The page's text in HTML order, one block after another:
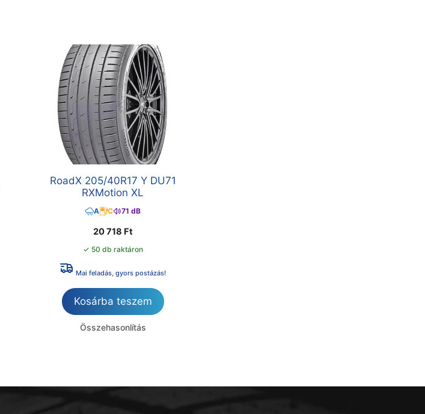
RoadX 205/40R17 Y DU71
RXMotion XL
A C 71 dB
20 718 Ft
✓ 50 db raktáron
Mai feladás, gyors postázás!
Kosárba teszem
Összehasonlítás